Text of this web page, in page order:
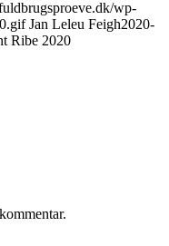
wp-
Jan Leleu Feigh2020-
Ribe 2020